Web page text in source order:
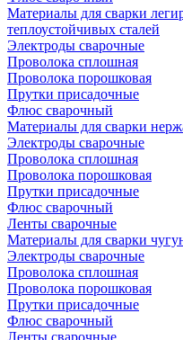
Материалы для сварки
теплоустойчивых сталей
Электроды сварочные
Проволока сплошная
Проволока порошковая
Прутки присадочные
Флюс сварочный
Материалы для сварки
Электроды сварочные
Проволока сплошная
Проволока порошковая
Прутки присадочные
Флюс сварочный
Ленты сварочные
Материалы для сварки
Электроды сварочные
Проволока сплошная
Проволока порошковая
Прутки присадочные
Флюс сварочный
Ленты сварочные